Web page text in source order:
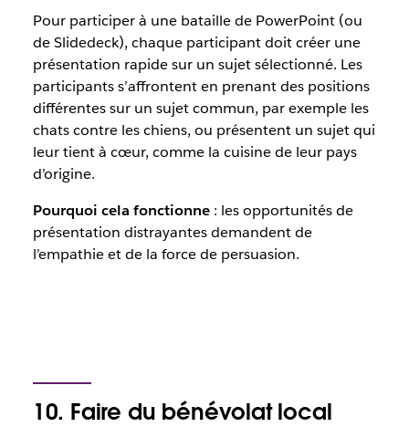
Pour participer à une bataille de PowerPoint (ou
de Slidedeck), chaque participant doit créer une
présentation rapide sur un sujet sélectionné. Les
participants s’affrontent en prenant des positions
différentes sur un sujet commun, par exemple les
chats contre les chiens, ou présentent un sujet qui
leur tient à cœur, comme la cuisine de leur pays
d’origine.
Pourquoi cela fonctionne: les opportunités de
présentation distrayantes demandent de
l’empathie et de la force de persuasion.
10. Faire du bénévolat local